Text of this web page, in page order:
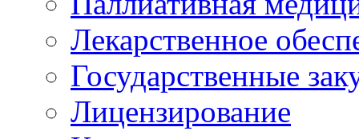
Лекарственное
Государственные
Лицензирование